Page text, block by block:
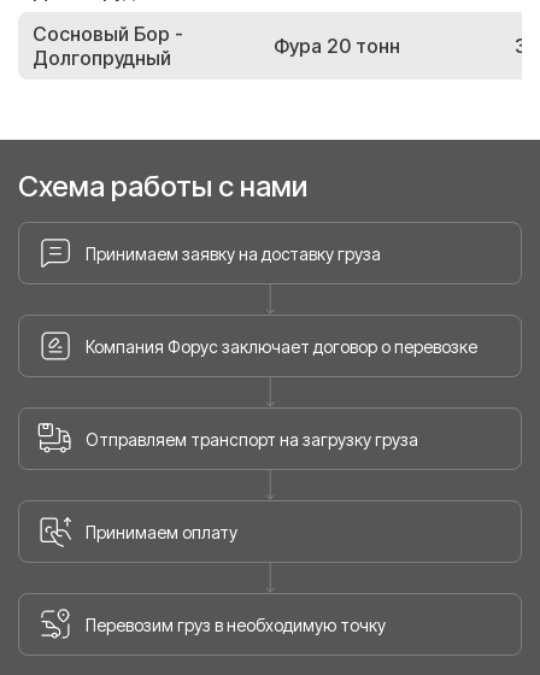
Сосновый Бор -
Долгопрудный
Фура 20 тонн
Схема работы с нами
Принимаем заявку на доставку груза
Компания Форус заключает договор о перевозке
Отправляем транспорт на загрузку груза
Принимаем оплату
Перевозим груз в необходимую точку